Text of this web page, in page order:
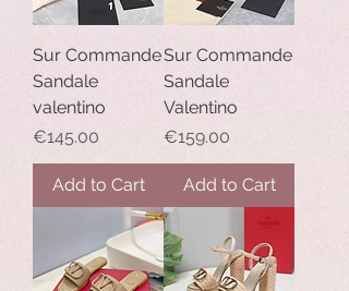
Sur Commande
Sandale
valentino
Price
€145.00
Add to Cart
Sur Commande
Sandale
Valentino
Price
€159.00
Add to Cart